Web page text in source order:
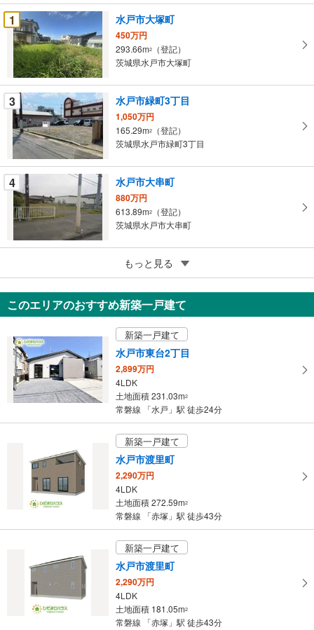
条
件
を
マ
イ
ペ
ー
ジ
に
保
存
す
る
1 水戸市大塚町
450万円
293.66m2
（登記）
茨城県水戸市大塚町
3 水戸市緑町3丁目
1,050万円
165.29m2
（登記）
茨城県水戸市緑町3丁目
4 水戸市大串町
880万円
613.89m2
（登記）
茨城県水戸市大串町
水戸市堀町
790万円
367.28m2（登記）
茨城県水戸市堀町
もっと見る
このエリアのおすすめ新築一戸建て
新築一戸建て
水戸市東台2丁目
2,899万円
4LDK
土地面積 231.03m2
常磐線 「水戸」駅 徒歩24分
新築一戸建て
水戸市渡里町
2,290万円
4LDK
土地面積 272.59m2
常磐線 「赤塚」駅 徒歩43分
新築一戸建て
水戸市渡里町
2,290万円
4LDK
土地面積 181.05m2
常磐線 「赤塚」駅 徒歩43分